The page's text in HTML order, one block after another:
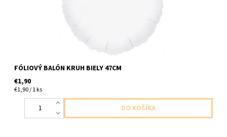
FÓLIOVÝ BALÓN KRUH BIELY 47CM
€1,90
€1,90 / 1 ks